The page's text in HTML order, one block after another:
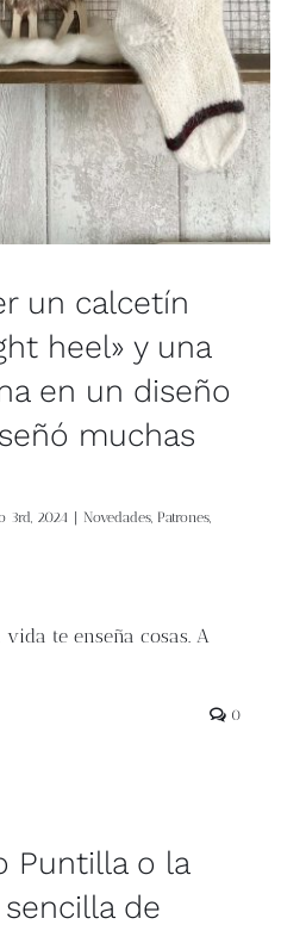
Blog
Contacto
Newsletter
Carrito
Mi cuenta
un calcetín
heel» y una
en un diseño
muchas
3rd, 2024 Novedades, Patrones,
te enseña cosas. A
0
Puntilla o la
de